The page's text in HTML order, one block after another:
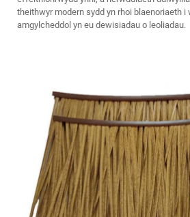
theithwyr modern sydd yn rhoi blaenoriaeth i
amgylcheddol yn eu dewisiadau o leoliadau.